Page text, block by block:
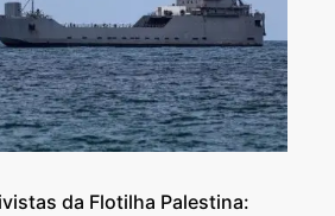
da Flotilha Palestina: